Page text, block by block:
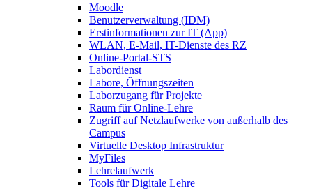
Moodle
Benutzerverwaltung (IDM)
Erstinformationen zur IT (App)
WLAN, E-Mail, IT-Dienste des RZ
Online-Portal-STS
Labordienst
Labore, Öffnungszeiten
Laborzugang für Projekte
Raum für Online-Lehre
Zugriff auf Netzlaufwerke von außerhalb des
Campus
Virtuelle Desktop Infrastruktur
MyFiles
Lehrelaufwerk
Tools für Digitale Lehre